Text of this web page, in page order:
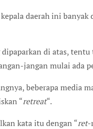
daerah ini
di atas,
jangan mulai ada
beberapa media
“retreat“.
kata itu dengan “ret-